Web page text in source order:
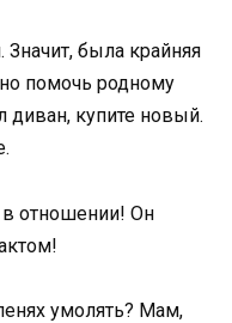
была крайняя
помочь родному
купите новый.
отношении! Он
умолять? Мам,